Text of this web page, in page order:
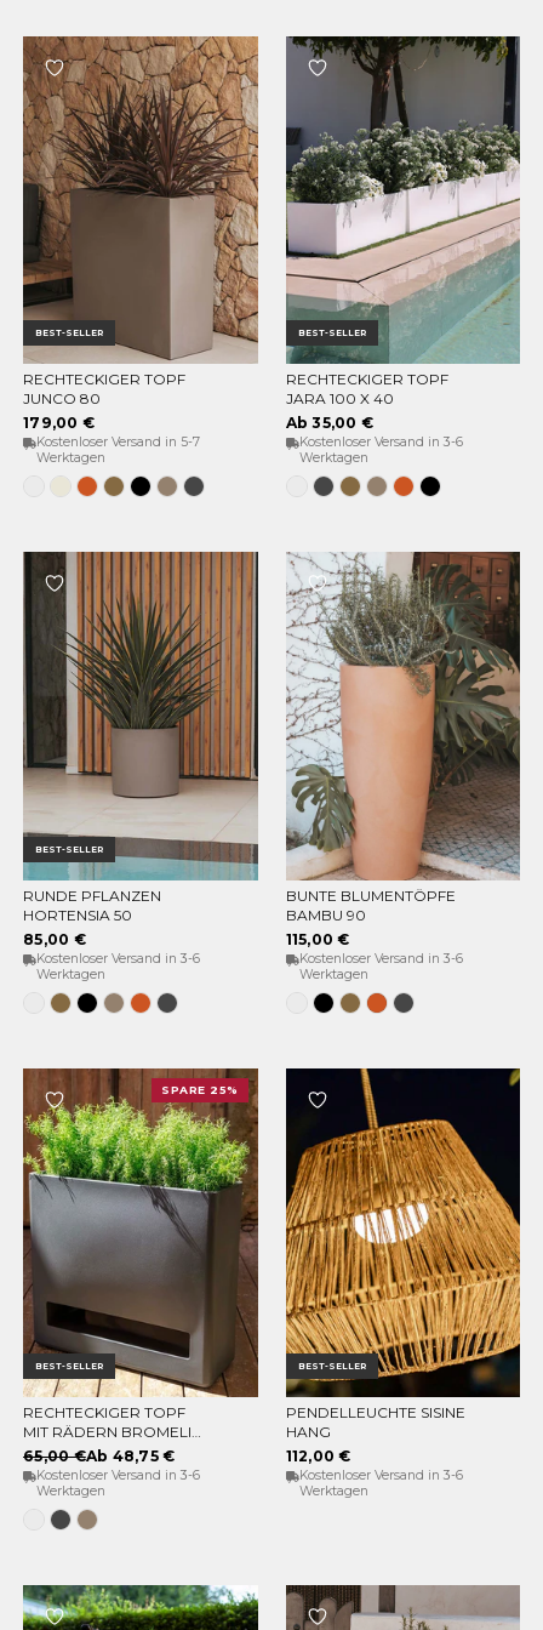
BEST-SELLER
OPTIONEN WÄHLEN
RECHTECKIGER TOPF
JUNCO 80
179,00 €
Kostenloser Versand in 5-7
Werktagen
WeissOpak-
Beige
Terrakotta
BronzeSchwarz
TaupeAnthrazit
BEST-SELLER
OPTIONEN WÄHLEN
RECHTECKIGER TOPF
JARA 100 X 40
Ab 35,00 €
Kostenloser Versand in 3-6
Werktagen
WeissAnthrazit
BronzeTaupeTerrakotta
Schwarz
BEST-SELLER
OPTIONEN WÄHLEN
RUNDE PFLANZEN
HORTENSIA 50
85,00 €
Kostenloser Versand in 3-6
Werktagen
WeissBronzeSchwarz
TaupeTerracota
Anthrazit
OPTIONEN WÄHLEN
BUNTE BLUMENTÖPFE
BAMBU 90
115,00 €
Kostenloser Versand in 3-6
Werktagen
WeissSchwarz
BronzeTerracota
Anthrazit
BEST-SELLER
SPARE 25%
OPTIONEN WÄHLEN
RECHTECKIGER TOPF
MIT RÄDERN BROMELIA
78
65,00 €Ab 48,75 €
Kostenloser Versand in 3-6
Werktagen
WeissAnthrazit
Taupe
BEST-SELLER
IN DEN WARENKORB
PENDELLEUCHTE SISINE
HANG
112,00 €
Kostenloser Versand in 3-6
Werktagen